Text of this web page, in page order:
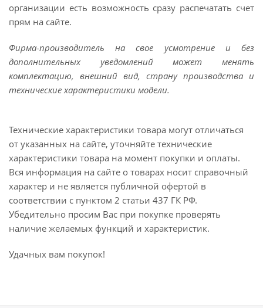
организации есть возможность сразу распечатать счет
прям на сайте.
Фирма-производитель на свое усмотрение и без
дополнительных уведомлений может менять
комплектацию, внешний вид, страну производства и
технические характеристики модели.
Технические характеристики товара могут отличаться
от указанных на сайте, уточняйте технические
характеристики товара на момент покупки и оплаты.
Вся информация на сайте о товарах носит справочный
характер и не является публичной офертой в
соответствии с пунктом 2 статьи 437 ГК РФ.
Убедительно просим Вас при покупке проверять
наличие желаемых функций и характеристик.
Удачных вам покупок!